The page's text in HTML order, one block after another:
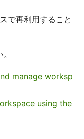
で再利用すること
manage worksp
using the